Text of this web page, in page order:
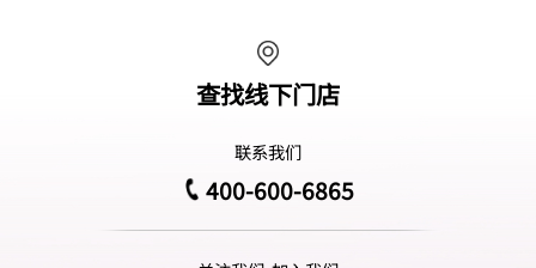
查找线下门店
联系我们
400-600-6865